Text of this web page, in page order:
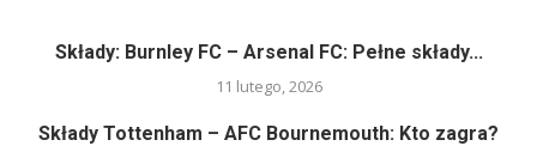
Składy: Burnley FC – Arsenal FC: Pełne składy...
11 lutego, 2026
Składy Tottenham – AFC Bournemouth: Kto zagra?